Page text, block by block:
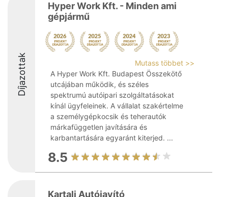
Díjazottak
Hyper Work Kft. - Minden ami
gépjármű
Mutass többet >>
A Hyper Work Kft. Budapest Összekötő
utcájában működik, és széles
spektrumú autóipari szolgáltatásokat
kínál ügyfeleinek. A vállalat szakértelme
a személygépkocsik és teherautók
márkafüggetlen javítására és
karbantartására egyaránt kiterjed. ...
8.5
Kartali Autójavító